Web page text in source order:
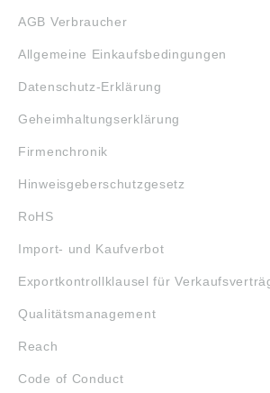
AGB Verbraucher
Allgemeine Einkaufsbedingungen
Datenschutz-Erklärung
Geheimhaltungserklärung
Firmenchronik
Hinweisgeberschutzgesetz
RoHS
Import- und Kaufverbot
Exportkontrollklausel für
Qualitätsmanagement
Reach
Code of Conduct